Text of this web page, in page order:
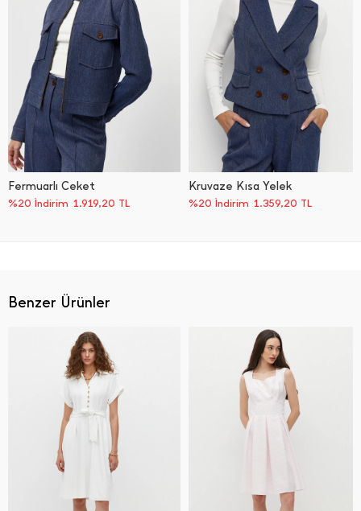
Benzer Ürünler
Fermuarlı Ceket
%20 İndirim 1.919,20 TL
Kruvaze Kısa Yelek
%20 İndirim 1.359,20 TL